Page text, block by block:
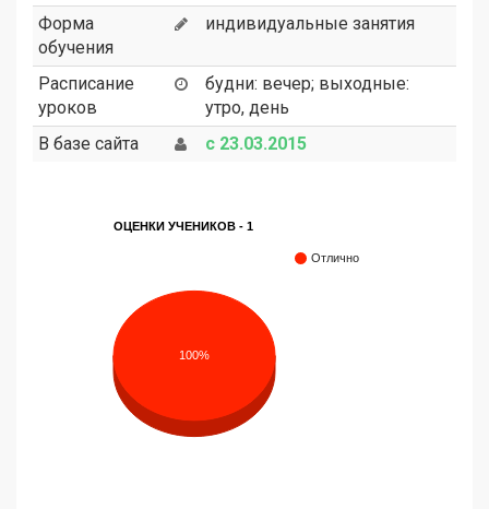
Форма
обучения
индивидуальные занятия
Расписание
уроков
будни: вечер; выходные:
утро, день
В базе сайта
с 23.03.2015
ОЦЕНКИ УЧЕНИКОВ - 1
Отлично
100%